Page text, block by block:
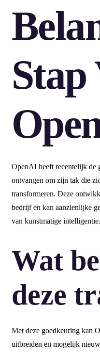
Stap
OpenAI heeft recentelijk de
ontvangen om zijn tak die
transformeren. Deze
bedrijf en kan aanzienlijke
van kunstmatige intelligentie.
Wat
deze
Met deze goedkeuring kan
uitbreiden en mogelijk